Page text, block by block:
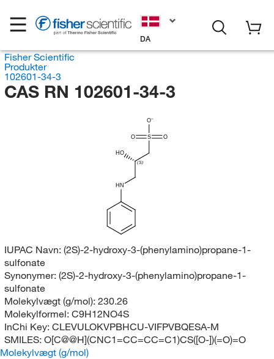
DA
Fisher Scientific
Produkter
102601-34-3
CAS RN 102601-34-3
HO
(S)
HN
S
O
O
O
IUPAC Navn: (2S)-2-hydroxy-3-(phenylamino)propane-1-
sulfonate
Synonymer: (2S)-2-hydroxy-3-(phenylamino)propane-1-
sulfonate
Molekylvægt (g/mol): 230.26
Molekylformel: C9H12NO4S
InChi Key: CLEVULOKVPBHCU-VIFPVBQESA-M
SMILES: O[C@@H](CNC1=CC=CC=C1)CS([O-])(=O)=O
Molekylvægt (g/mol)